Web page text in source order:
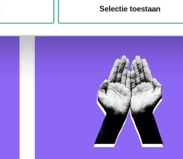
Selectie toestaan